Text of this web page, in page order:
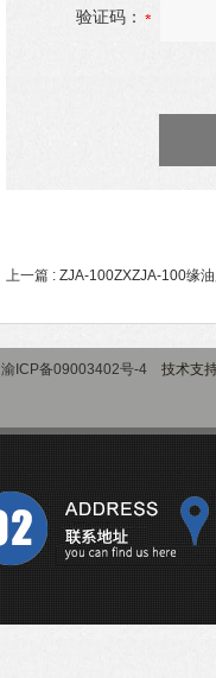
验证码：
上一篇 : ZJA-100ZXZJA-100缘
渝ICP备09003402号-4 技术支